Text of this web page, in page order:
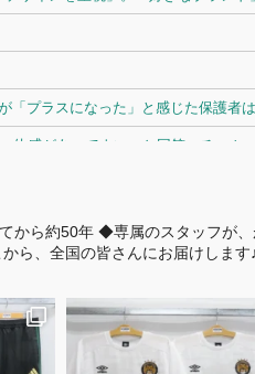
「プラスになった」と感じた保護者
体感があってよい」と回答。チーム
から約50年 ◆専属のスタッフが、
ら、全国の皆さんにお届けします